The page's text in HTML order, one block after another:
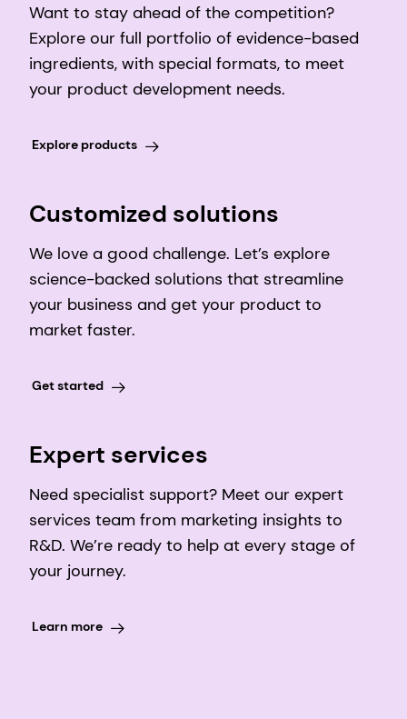
Want to stay ahead of the competition?
Explore our full portfolio of evidence-based
ingredients, with special formats, to meet
your product development needs.
Explore products
Customized solutions
We love a good challenge. Let’s explore
science-backed solutions that streamline
your business and get your product to
market faster.
Get started
Expert services
Need specialist support? Meet our expert
services team from marketing insights to
R&D. We’re ready to help at every stage of
your journey.
Learn more